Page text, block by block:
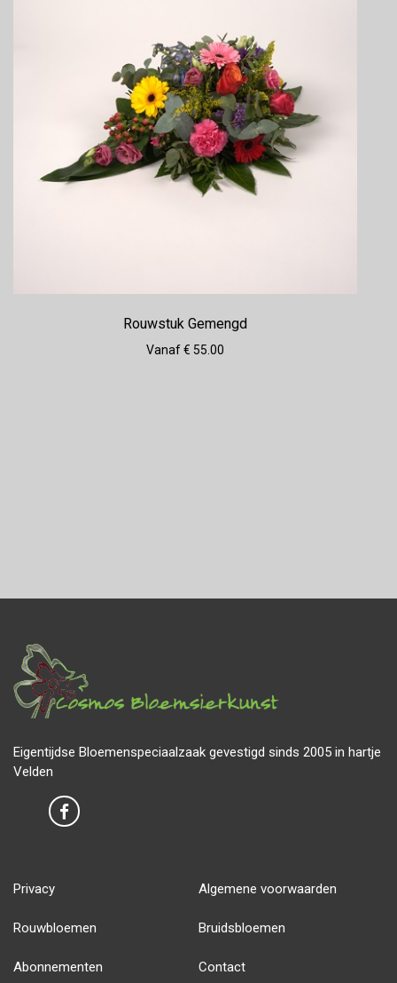
Rouwstuk Gemengd
Vanaf € 55.00
Eigentijdse Bloemenspeciaalzaak gevestigd sinds 2005 in hartje
Velden
Privacy Algemene voorwaarden
Rouwbloemen Bruidsbloemen
Abonnementen Contact